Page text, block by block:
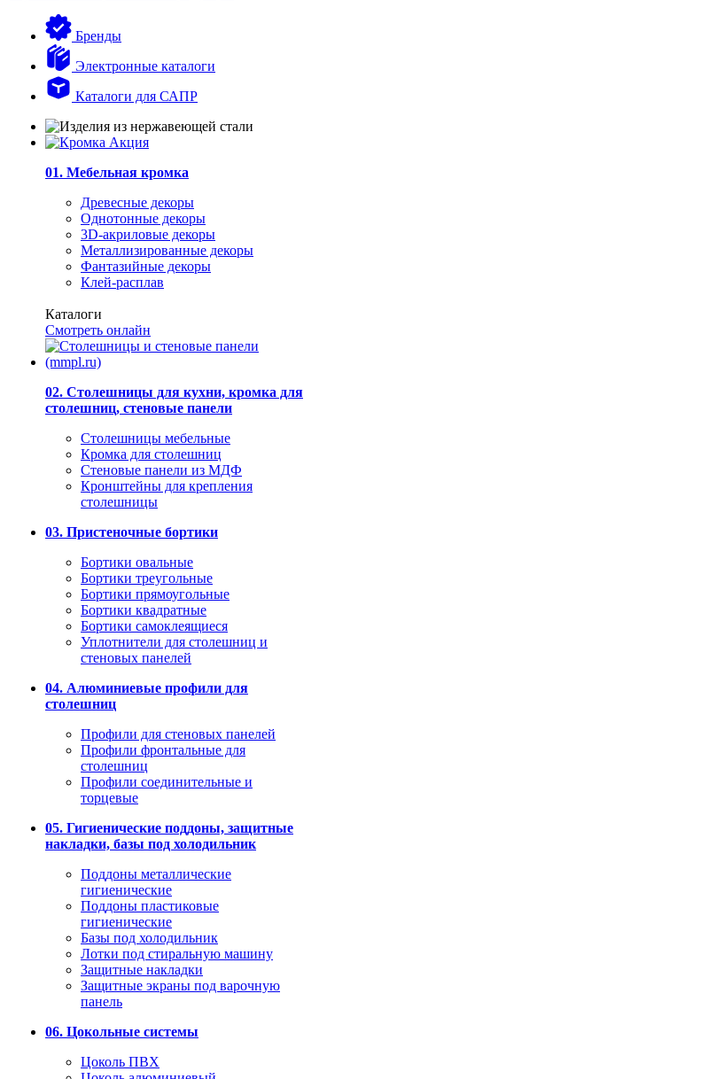
Бренды
Электронные каталоги
Каталоги для САПР
01. Мебельная кромка
Древесные декоры
Однотонные декоры
3D-акриловые декоры
Металлизированные декоры
Фантазийные декоры
Клей-расплав
Каталоги
Смотреть онлайн
02. Столешницы для кухни, кромка для
столешниц, стеновые панели
Столешницы мебельные
Кромка для столешниц
Стеновые панели из МДФ
Кронштейны для крепления
столешницы
03. Пристеночные бортики
Бортики овальные
Бортики треугольные
Бортики прямоугольные
Бортики квадратные
Бортики самоклеящиеся
Уплотнители для столешниц и
стеновых панелей
04. Алюминиевые профили для
столешниц
Профили для стеновых панелей
Профили фронтальные для
столешниц
Профили соединительные и
торцевые
05. Гигиенические поддоны, защитные
накладки, базы под холодильник
Поддоны металлические
гигиенические
Поддоны пластиковые
гигиенические
Базы под холодильник
Лотки под стиральную машину
Защитные накладки
Защитные экраны под варочную
панель
06. Цокольные системы
Цоколь ПВХ